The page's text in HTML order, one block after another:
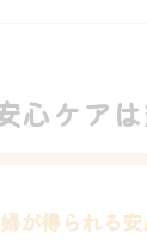
腰痛にも鍼灸
心ケア
が得られる